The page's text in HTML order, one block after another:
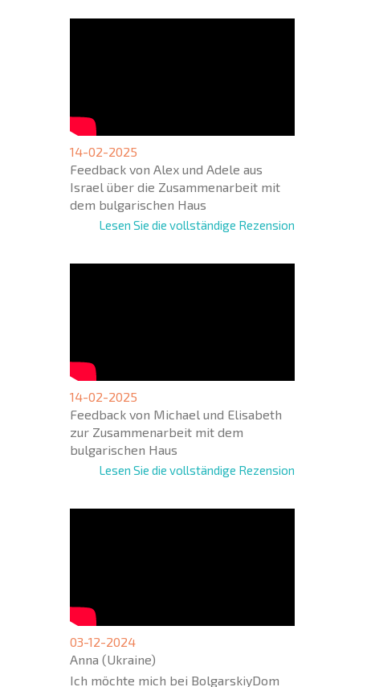
14-02-2025
Feedback von Alex und Adele aus
Israel über die Zusammenarbeit mit
dem bulgarischen Haus
Lesen Sie die vollständige Rezension
14-02-2025
Feedback von Michael und Elisabeth
zur Zusammenarbeit mit dem
bulgarischen Haus
Lesen Sie die vollständige Rezension
03-12-2024
Anna (Ukraine)
Ich möchte mich bei BolgarskiyDom